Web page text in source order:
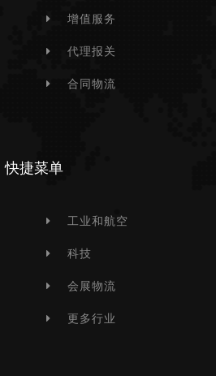
增值服务
代理报关
合同物流
快捷菜单
工业和航空
科技
会展物流
更多行业